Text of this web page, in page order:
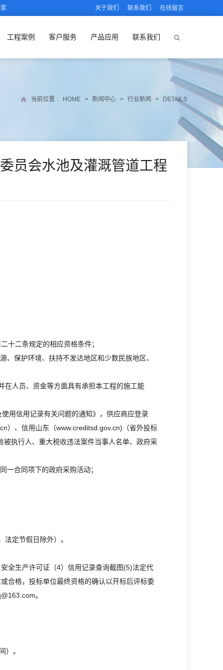
关于我们 联系我们 在线留言
工程案例 客户服务 产品应用 联系我们
当前位置 : HOME > 新闻中心 > 行业新闻 > DETAILS
员会水池及灌溉管道工程
十二条规定的相应资格条件；
保护环境、扶持不发达地区和少数民族地区、
在人员、资金等方面具有承担本工程的施工能
用信用记录有关问题的通知》，供应商应登录
）、信用山东（www.creditsd.gov.cn)（省外投标
被执行人、重大税收违法案件当事人名单、政府采
一合同项下的政府采购活动；
定节假日除外）。
全生产许可证（4）信用记录查询截图(5)法定代
合格，投标单位最终资格的确认以开标后评标委
。
）。